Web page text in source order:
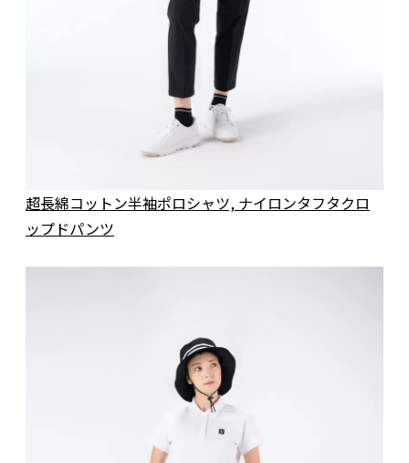
超長綿コットン半袖ポロシャツ, ナイロンタフタクロ
ップドパンツ